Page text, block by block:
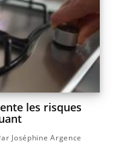
les risques
Joséphine Argence